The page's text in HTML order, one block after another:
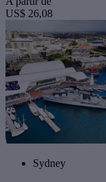
US$ 26,08
Sydney